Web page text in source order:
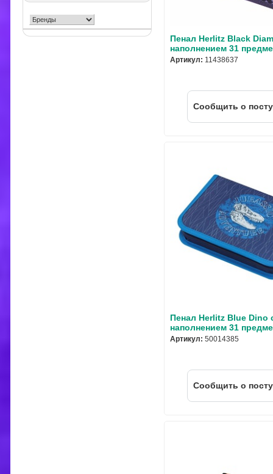
Пенал Herlitz Black
наполнением 31
Артикул: 11438637
Cообщить о
Пенал Herlitz Blue Dino
наполнением 31
Артикул: 50014385
Cообщить о